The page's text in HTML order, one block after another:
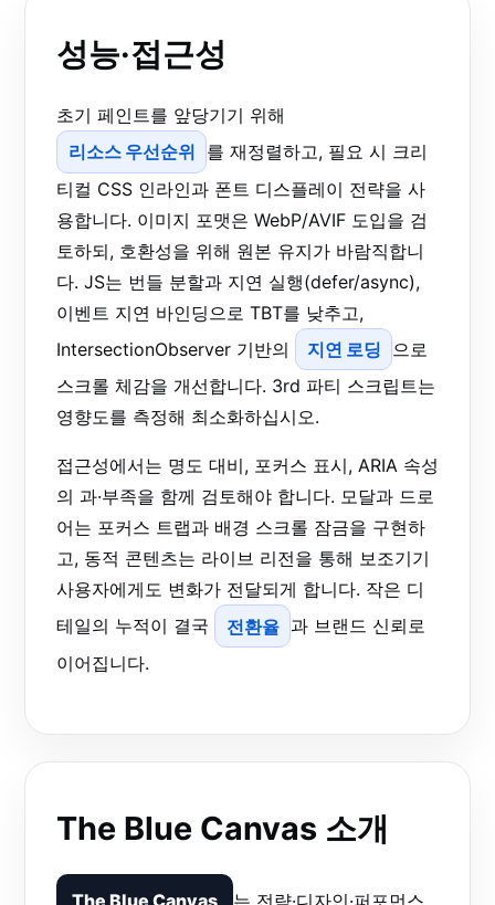
성능·접근성
초기 페인트를 앞당기기 위해
리소스 우선순위
를 재정렬하고, 필요 시 크리
티컬 CSS 인라인과 폰트 디스플레이 전략을 사
용합니다. 이미지 포맷은 WebP/AVIF 도입을 검
토하되, 호환성을 위해 원본 유지가 바람직합니
다. JS는 번들 분할과 지연 실행(defer/async),
이벤트 지연 바인딩으로 TBT를 낮추고,
IntersectionObserver 기반의
지연 로딩 으로
스크롤 체감을 개선합니다. 3rd 파티 스크립트는
영향도를 측정해 최소화하십시오.
접근성에서는 명도 대비, 포커스 표시, ARIA 속성
의 과·부족을 함께 검토해야 합니다. 모달과 드로
어는 포커스 트랩과 배경 스크롤 잠금을 구현하
고, 동적 콘텐츠는 라이브 리전을 통해 보조기기
사용자에게도 변화가 전달되게 합니다. 작은 디
테일의 누적이 결국
전환율 과 브랜드 신뢰로
이어집니다.
The Blue Canvas 소개